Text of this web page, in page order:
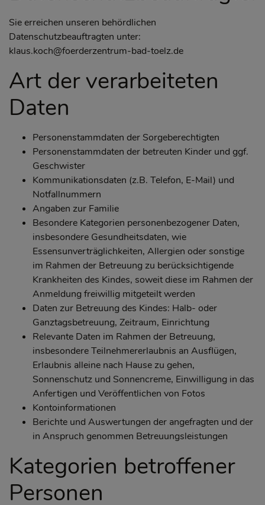
Sie erreichen unseren behördlichen
Datenschutzbeauftragten unter:
klaus.koch@foerderzentrum-bad-toelz.de
Art der verarbeiteten
Daten
Personenstammdaten der Sorgeberechtigten
Personenstammdaten der betreuten Kinder und ggf.
Geschwister
Kommunikationsdaten (z.B. Telefon, E-Mail) und
Notfallnummern
Angaben zur Familie
Besondere Kategorien personenbezogener Daten,
insbesondere Gesundheitsdaten, wie
Essensunverträglichkeiten, Allergien oder sonstige
im Rahmen der Betreuung zu berücksichtigende
Krankheiten des Kindes, soweit diese im Rahmen der
Anmeldung freiwillig mitgeteilt werden
Daten zur Betreuung des Kindes: Halb- oder
Ganztagsbetreuung, Zeitraum, Einrichtung
Relevante Daten im Rahmen der Betreuung,
insbesondere Teilnehmererlaubnis an Ausflügen,
Erlaubnis alleine nach Hause zu gehen,
Sonnenschutz und Sonnencreme, Einwilligung in das
Anfertigen und Veröffentlichen von Fotos
Kontoinformationen
Berichte und Auswertungen der angefragten und der
in Anspruch genommen Betreuungsleistungen
Kategorien betroffener
Personen